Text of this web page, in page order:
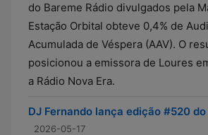
do Bareme Rádio divulgados pela
Estação Orbital obteve 0,4% de
Acumulada de Véspera (AAV). O
posicionou a emissora de Loures
a Rádio Nova Era.
DJ Fernando lança edição #520
2026-05-17